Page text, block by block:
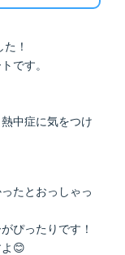
！
です。
中症に気をつけ
たとおっしゃっ
ぴったりです！
😊